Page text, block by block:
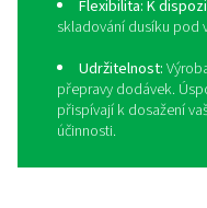
s
Podstavec
výrobu vysoce
energie při pájení